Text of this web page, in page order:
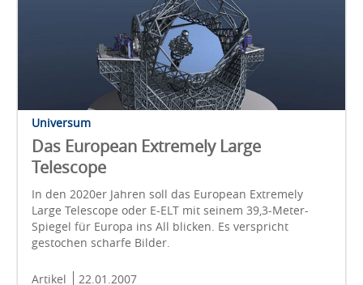
Universum
Das European Extremely Large
Telescope
In den 2020er Jahren soll das European Extremely
Large Telescope oder E-ELT mit seinem 39,3-Meter-
Spiegel für Europa ins All blicken. Es verspricht
gestochen scharfe Bilder.
Artikel 22.01.2007